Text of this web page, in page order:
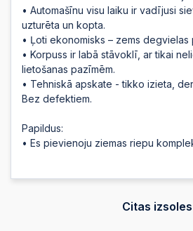
• Automašīnu visu laiku ir vadījusi
uzturēta un kopta.
• Ļoti ekonomisks – zems degvielas
• Korpuss ir labā stāvoklī, ar tikai
lietošanas pazīmēm.
• Tehniskā apskate - tikko izieta,
Bez defektiem.
Papildus:
• Es pievienoju ziemas riepu
Citas izsoles